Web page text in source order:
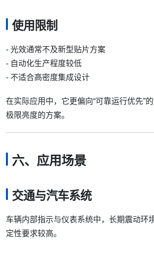
使用限制
- 光效通常不及新型贴片方案
- 自动化生产程度较低
- 不适合高密度集成设计
在实际应用中，它更偏向“可靠运行优先”
极限亮度的方案。
六、应用场景
交通与汽车系统
车辆内部指示与仪表系统中，长期震动环
定性要求较高。